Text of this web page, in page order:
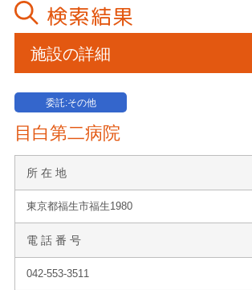
検索結果
施設の詳細
委託:その他
目白第二病院
所 在 地
東京都福生市福生1980
電 話 番 号
042-553-3511